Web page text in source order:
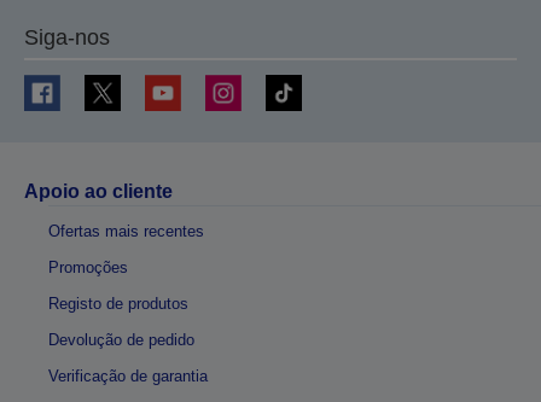
Siga-nos
Apoio ao cliente
Ofertas mais recentes
Promoções
Registo de produtos
Devolução de pedido
Verificação de garantia